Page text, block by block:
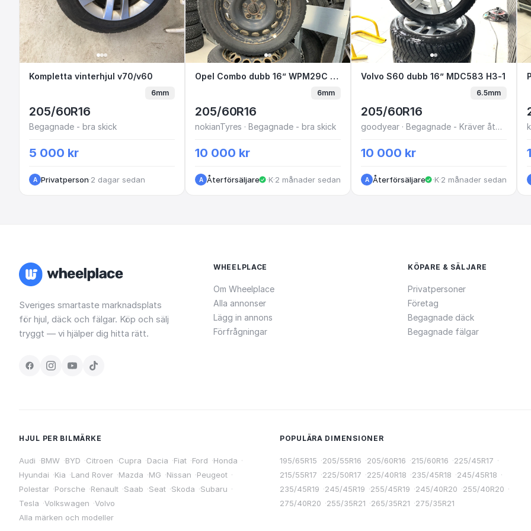
Kompletta vinterhjul v70/v60
Kompletta vinterhjul v70/v60
6mm
205/60R16
Begagnade - bra skick
5 000 kr
A Privatperson·2 dagar sedan
Opel Combo dubb 16” WPM29C G1-6
Opel Combo dubb 16” WPM29C G1-6
6mm
205/60R16
nokianTyres · Begagnade - bra skick
10 000 kr
A Återförsäljare · Kungälv
·2 månader sedan
Volvo S60 dubb 16” MDC583
Volvo S60 dubb 16” MDC583 H3-1
6.5mm
205/60R16
goodyear · Begagnade - Kräver åtgärd
10 000 kr
A Återförsäljare · Kungälv
·2 månader sedan
Sveriges smartaste marknadsplats
för hjul, däck och fälgar. Köp och sälj
tryggt — vi hjälper dig hitta rätt.
WHEELPLACE
Om Wheelplace
Alla annonser
Lägg in annons
Förfrågningar
KÖPARE & SÄLJARE
Privatpersoner
Företag
Begagnade däck
Begagnade fälgar
HJUL PER BILMÄRKE
Audi ·BMW ·BYD ·Citroen ·Cupra ·Dacia ·Fiat ·Ford ·Honda ·
Hyundai ·Kia ·Land Rover ·Mazda ·MG ·Nissan ·Peugeot ·
Polestar ·Porsche ·Renault ·Saab ·Seat ·Skoda ·Subaru ·
Tesla ·Volkswagen ·Volvo
Alla märken och modeller
POPULÄRA DIMENSIONER
195/65R15 ·205/55R16 ·205/60R16 ·215/60R16 ·225/45R17 ·
215/55R17 ·225/50R17 ·225/40R18 ·235/45R18 ·245/45R18 ·
235/45R19 ·245/45R19 ·255/45R19 ·245/40R20 ·255/40R20 ·
275/40R20 ·255/35R21 ·265/35R21 ·275/35R21